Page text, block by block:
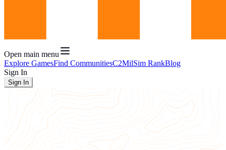
Open main menu
Explore GamesFind CommunitiesC2MilSim RankBlog
Sign In
Sign In